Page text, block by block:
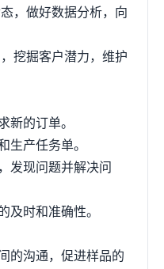
，做好数据分析，向
挖掘客户潜力，维护
新的订单。
生产任务单。
发现问题并解决问
及时和准确性。
的沟通，促进样品的